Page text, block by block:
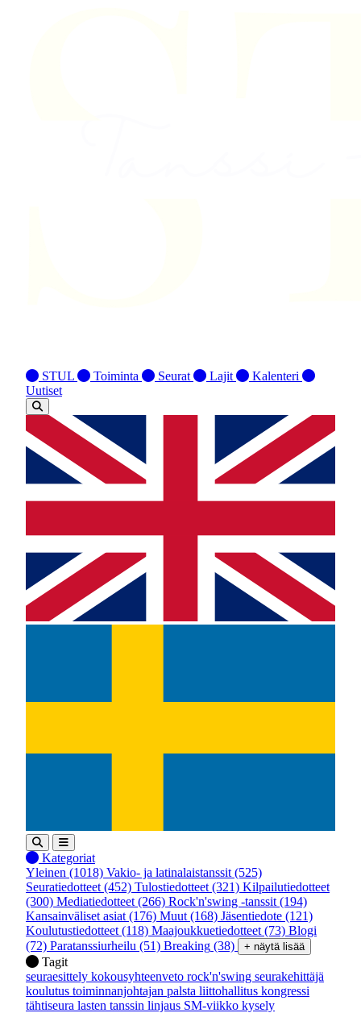
STUL Toiminta Seurat Lajit
Kalenteri
Uutiset
Kategoriat
Yleinen (1018) Vakio- ja latinalaistanssit (525)
Seuratiedotteet (452) Tulostiedotteet (321) Kilpailutiedotteet
(300) Mediatiedotteet (266) Rock'n'swing -tanssit (194)
Kansainväliset asiat (176) Muut (168) Jäsentiedote (121)
Koulutustiedotteet (118) Maajoukkuetiedotteet (73) Blogi
(72) Paratanssiurheilu (51) Breaking (38) + näytä lisää
Tagit
seuraesittely kokousyhteenveto rock'n'swing seurakehittäjä
koulutus toiminnanjohtajan palsta liittohallitus kongressi
tähtiseura lasten tanssin linjaus SM-viikko kysely